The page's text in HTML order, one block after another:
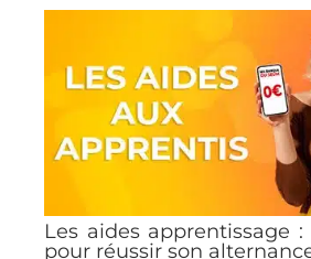
Les aides apprentissage
pour réussir son